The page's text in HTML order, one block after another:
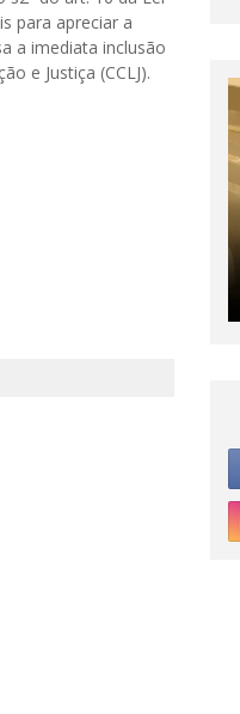
para apreciar a
a imediata inclusão
e Justiça (CCLJ).